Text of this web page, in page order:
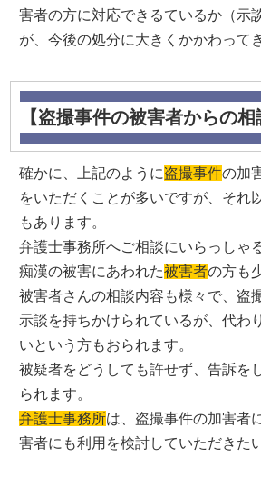
害者の方に対応できるているか（示
が、今後の処分に大きくかかわって
【盗撮事件の被害者からの相
確かに、上記のように盗撮事件の加
をいただくことが多いですが、それ
もあります。
弁護士事務所へご相談にいらっしゃ
痴漢の被害にあわれた被害者の方も
被害者さんの相談内容も様々で、盗
示談を持ちかけられているが、代わ
いという方もおられます。
被疑者をどうしても許せず、告訴を
られます。
弁護士事務所は、盗撮事件の加害者
害者にも利用を検討していただきた